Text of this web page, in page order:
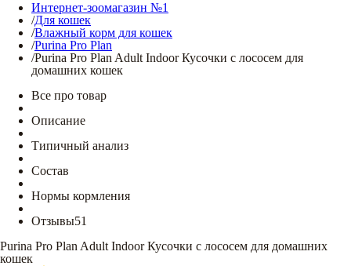
Интернет-зоомагазин №1
/Для кошек
/Влажный корм для кошек
/Purina Pro Plan
/Purina Pro Plan Adult Indoor Кусочки с лососем для
домашних кошек
Все про товар
Описание
Типичный анализ
Состав
Нормы кормления
Отзывы51
Purina Pro Plan Adult Indoor Кусочки с лососем для домашних
кошек